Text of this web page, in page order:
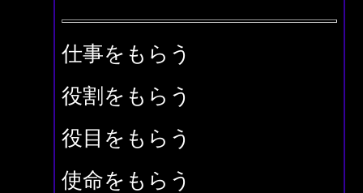
仕事をもらう
役割をもらう
役目をもらう
使命をもらう